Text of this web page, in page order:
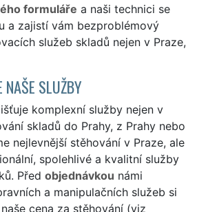
formuláře a naši technici se
a zajistí vám bezproblémový
služeb skladů nejen v Praze,
NAŠE SLUŽBY
komplexní služby nejen v
skladů do Prahy, z Prahy nebo
nejlevnější stěhování v Praze, ale
spolehlivé a kvalitní služby
Před objednávkou námi
a manipulačních služeb si
cena za stěhování (viz